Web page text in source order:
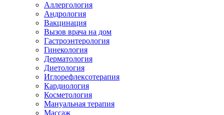
Аллергология
Андрология
Вакцинация
Вызов врача на дом
Гастроэнтерология
Гинекология
Дерматология
Диетология
Иглорефлексотерапия
Кардиология
Косметология
Мануальная терапия
Массаж